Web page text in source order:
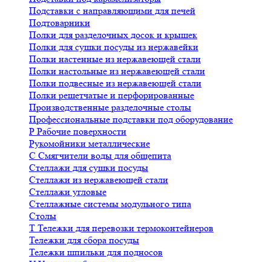
Подставки с направляющими для печей
Подтоварники
Полки для разделочных досок и крышек
Полки для сушки посуды из нержавейки
Полки настенные из нержавеющей стали
Полки настольные из нержавеющей стали
Полки подвесные из нержавеющей стали
Полки решетчатые и перфорированные
Производственные разделочные столы
Профессиональные подставки под оборудование
Р Рабочие поверхности
Рукомойники металлические
С Смягчители воды для общепита
Стеллажи для сушки посуды
Стеллажи из нержавеющей стали
Стеллажи угловые
Стеллажные системы модульного типа
Столы
Т Тележки для перевозки термоконтейнеров
Тележки для сбора посуды
Тележки шпильки для подносов